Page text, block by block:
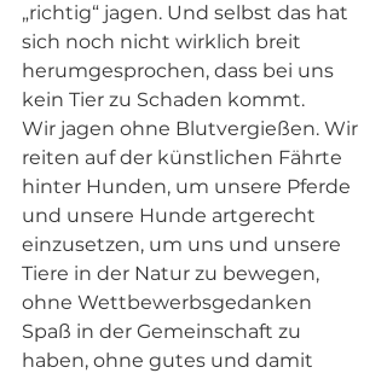
„richtig“ jagen. Und selbst das hat
sich noch nicht wirklich breit
herumgesprochen, dass bei uns
kein Tier zu Schaden kommt.
Wir jagen ohne Blutvergießen. Wir
reiten auf der künstlichen Fährte
hinter Hunden, um unsere Pferde
und unsere Hunde artgerecht
einzusetzen, um uns und unsere
Tiere in der Natur zu bewegen,
ohne Wettbewerbsgedanken
Spaß in der Gemeinschaft zu
haben, ohne gutes und damit